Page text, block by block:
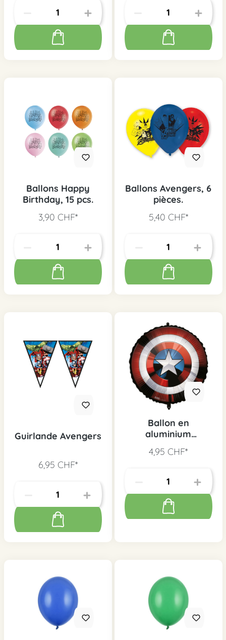
Ballons Happy
Birthday, 15 pcs.
3,90 CHF*
Ballons Avengers, 6
pièces.
5,40 CHF*
Guirlande Avengers
6,95 CHF*
Ballon en
aluminium
4,95 CHF*